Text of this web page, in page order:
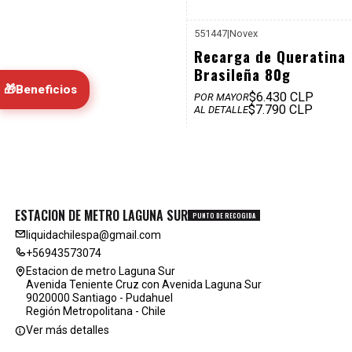
🎁Beneficios
551447|Novex
Recarga de Queratina
Brasileña 80g
POR MAYOR$6.430 CLP
AL DETALLE$7.790 CLP
ESTACION DE METRO LAGUNA SUR PUNTO DE RECOGIDA
liquidachilespa@gmail.com
+56943573074
Estacion de metro Laguna Sur
Avenida Teniente Cruz con Avenida Laguna Sur
9020000 Santiago - Pudahuel
Región Metropolitana - Chile
Ver más detalles